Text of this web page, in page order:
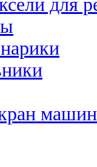
для